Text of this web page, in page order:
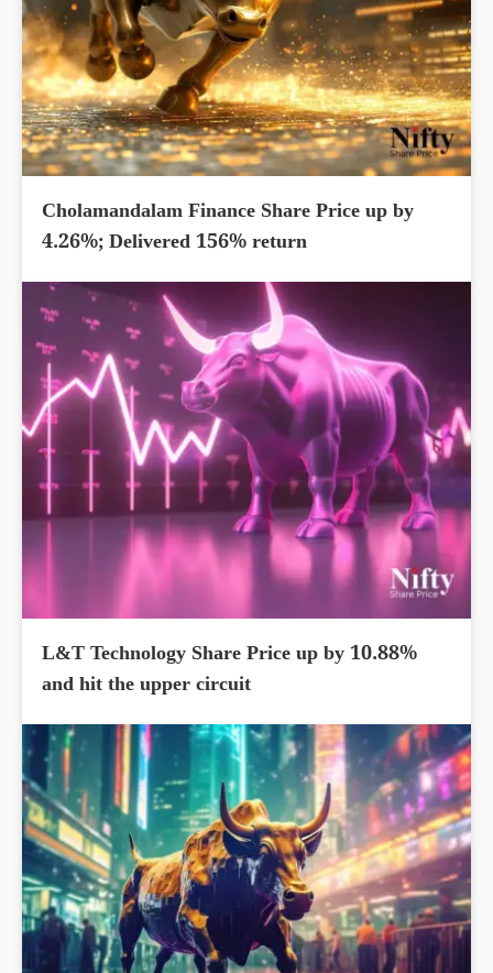
Cholamandalam Finance Share Price up by
4.26%; Delivered 156% return
L&T Technology Share Price up by 10.88%
and hit the upper circuit